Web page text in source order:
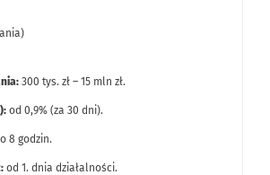
300 tys. zł – 15 mln zł.
od 0,9% (za 30 dni).
8 godzin.
od 1. dnia działalności.